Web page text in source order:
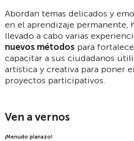
Abordan temas delicados y
en el aprendizaje permanente,
llevado a cabo varias
nuevos métodos para
capacitar a sus ciudadanos
artística y creativa para poner
proyectos participativos.
Ven a vernos
¡Menudo planazo!